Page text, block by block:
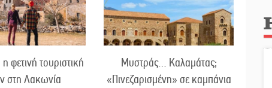
φετινή τουριστική
στη Λακωνία
Μυστράς… Καλαμάτας;
«Πινεζαρισμένη» σε καμπάνια